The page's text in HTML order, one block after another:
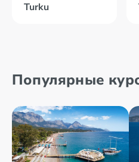
Turku
Популярные